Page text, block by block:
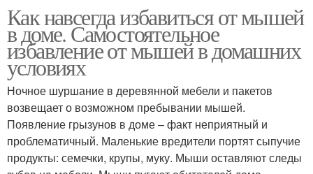
Как навсегда избавиться от мышей
в доме. Самостоятельное
избавление от мышей в домашних
условиях
Ночное шуршание в деревянной мебели и пакетов
возвещает о возможном пребывании мышей.
Появление грызунов в доме – факт неприятный и
проблематичный. Маленькие вредители портят сыпучие
продукты: семечки, крупы, муку. Мыши оставляют следы